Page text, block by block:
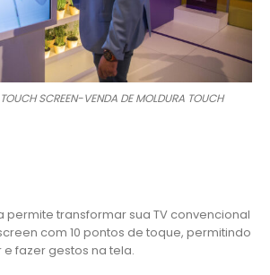
SCREEN-VENDA DE MOLDURA TOUCH
permite transformar sua TV convencional
com 10 pontos de toque, permitindo
fazer gestos na tela.